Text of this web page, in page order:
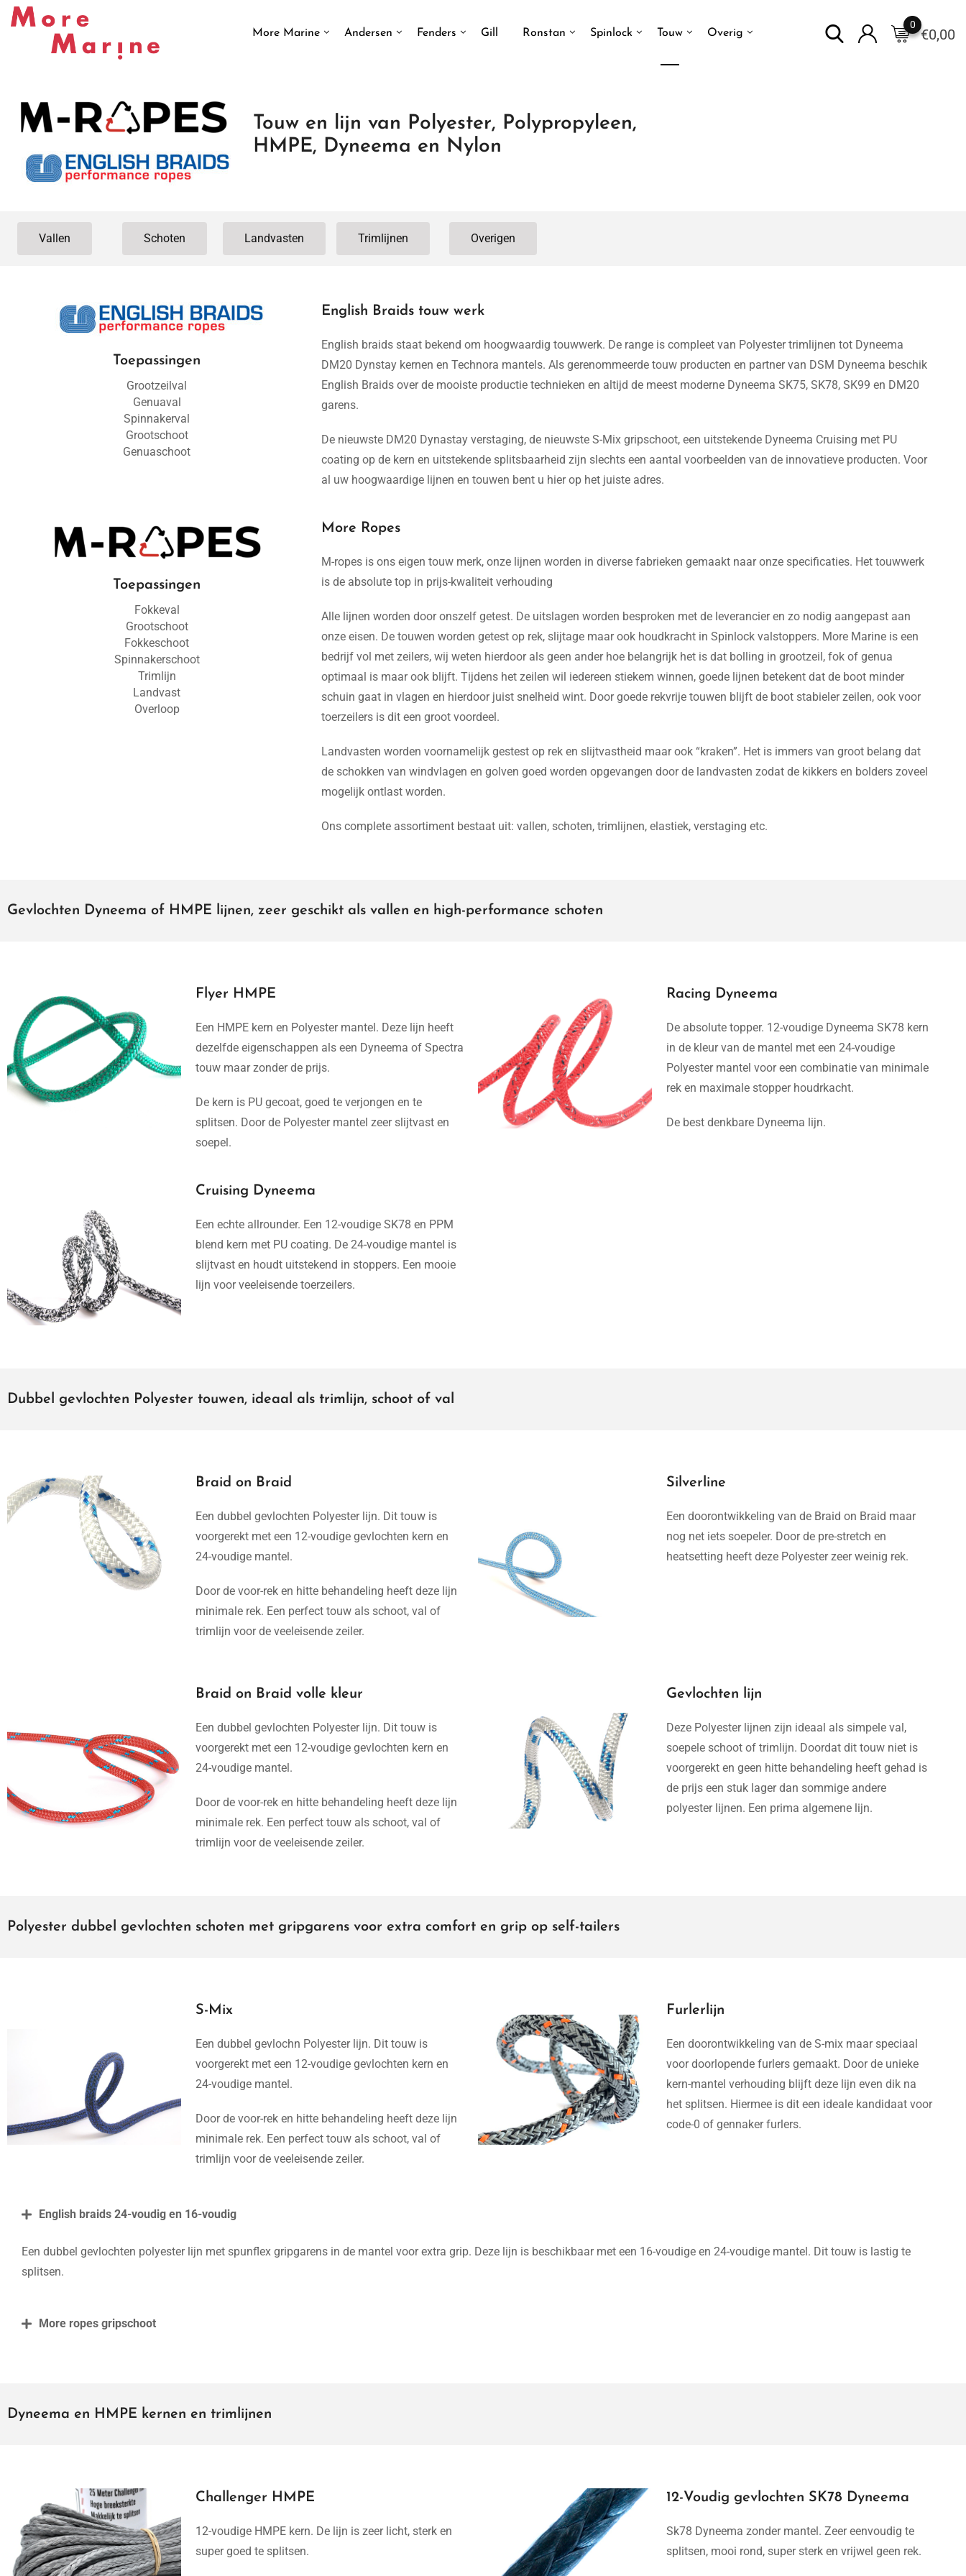
More Marine Andersen Fenders Gill Ronstan Spinlock Touw Overig €0,00
0
Touw en lijn van Polyester, Polypropyleen,
HMPE, Dyneema en Nylon
Vallen Schoten Landvasten Trimlijnen Overigen
Toepassingen
Grootzeilval
Genuaval
Spinnakerval
Grootschoot
Genuaschoot
English Braids touw werk
English braids staat bekend om hoogwaardig touwwerk. De range is compleet van Polyester trimlijnen tot Dyneema
DM20 Dynstay kernen en Technora mantels. Als gerenommeerde touw producten en partner van DSM Dyneema beschik
English Braids over de mooiste productie technieken en altijd de meest moderne Dyneema SK75, SK78, SK99 en DM20
garens.
De nieuwste DM20 Dynastay verstaging, de nieuwste S-Mix gripschoot, een uitstekende Dyneema Cruising met PU
coating op de kern en uitstekende splitsbaarheid zijn slechts een aantal voorbeelden van de innovatieve producten. Voor
al uw hoogwaardige lijnen en touwen bent u hier op het juiste adres.
Toepassingen
Fokkeval
Grootschoot
Fokkeschoot
Spinnakerschoot
Trimlijn
Landvast
Overloop
More Ropes
M-ropes is ons eigen touw merk, onze lijnen worden in diverse fabrieken gemaakt naar onze specificaties. Het touwwerk
is de absolute top in prijs-kwaliteit verhouding
Alle lijnen worden door onszelf getest. De uitslagen worden besproken met de leverancier en zo nodig aangepast aan
onze eisen. De touwen worden getest op rek, slijtage maar ook houdkracht in Spinlock valstoppers. More Marine is een
bedrijf vol met zeilers, wij weten hierdoor als geen ander hoe belangrijk het is dat bolling in grootzeil, fok of genua
optimaal is maar ook blijft. Tijdens het zeilen wil iedereen stiekem winnen, goede lijnen betekent dat de boot minder
schuin gaat in vlagen en hierdoor juist snelheid wint. Door goede rekvrije touwen blijft de boot stabieler zeilen, ook voor
toerzeilers is dit een groot voordeel.
Landvasten worden voornamelijk gestest op rek en slijtvastheid maar ook “kraken”. Het is immers van groot belang dat
de schokken van windvlagen en golven goed worden opgevangen door de landvasten zodat de kikkers en bolders zoveel
mogelijk ontlast worden.
Ons complete assortiment bestaat uit: vallen, schoten, trimlijnen, elastiek, verstaging etc.
Gevlochten Dyneema of HMPE lijnen, zeer geschikt als vallen en high-performance schoten
Flyer HMPE
Een HMPE kern en Polyester mantel. Deze lijn heeft
dezelfde eigenschappen als een Dyneema of Spectra
touw maar zonder de prijs.
De kern is PU gecoat, goed te verjongen en te
splitsen. Door de Polyester mantel zeer slijtvast en
soepel.
Racing Dyneema
De absolute topper. 12-voudige Dyneema SK78 kern
in de kleur van de mantel met een 24-voudige
Polyester mantel voor een combinatie van minimale
rek en maximale stopper houdrkacht.
De best denkbare Dyneema lijn.
Cruising Dyneema
Een echte allrounder. Een 12-voudige SK78 en PPM
blend kern met PU coating. De 24-voudige mantel is
slijtvast en houdt uitstekend in stoppers. Een mooie
lijn voor veeleisende toerzeilers.
Dubbel gevlochten Polyester touwen, ideaal als trimlijn, schoot of val
Braid on Braid
Een dubbel gevlochten Polyester lijn. Dit touw is
voorgerekt met een 12-voudige gevlochten kern en
24-voudige mantel.
Door de voor-rek en hitte behandeling heeft deze lijn
minimale rek. Een perfect touw als schoot, val of
trimlijn voor de veeleisende zeiler.
Silverline
Een doorontwikkeling van de Braid on Braid maar
nog net iets soepeler. Door de pre-stretch en
heatsetting heeft deze Polyester zeer weinig rek.
Braid on Braid volle kleur
Een dubbel gevlochten Polyester lijn. Dit touw is
voorgerekt met een 12-voudige gevlochten kern en
24-voudige mantel.
Door de voor-rek en hitte behandeling heeft deze lijn
minimale rek. Een perfect touw als schoot, val of
trimlijn voor de veeleisende zeiler.
Gevlochten lijn
Deze Polyester lijnen zijn ideaal als simpele val,
soepele schoot of trimlijn. Doordat dit touw niet is
voorgerekt en geen hitte behandeling heeft gehad is
de prijs een stuk lager dan sommige andere
polyester lijnen. Een prima algemene lijn.
Polyester dubbel gevlochten schoten met gripgarens voor extra comfort en grip op self-tailers
S-Mix
Een dubbel gevlochn Polyester lijn. Dit touw is
voorgerekt met een 12-voudige gevlochten kern en
24-voudige mantel.
Door de voor-rek en hitte behandeling heeft deze lijn
minimale rek. Een perfect touw als schoot, val of
trimlijn voor de veeleisende zeiler.
Furlerlijn
Een doorontwikkeling van de S-mix maar speciaal
voor doorlopende furlers gemaakt. Door de unieke
kern-mantel verhouding blijft deze lijn even dik na
het splitsen. Hiermee is dit een ideale kandidaat voor
code-0 of gennaker furlers.
English braids 24-voudig en 16-voudig
Een dubbel gevlochten polyester lijn met spunflex gripgarens in de mantel voor extra grip. Deze lijn is beschikbaar met een 16-voudige en 24-voudige mantel. Dit touw is lastig te
splitsen.
More ropes gripschoot
Dyneema en HMPE kernen en trimlijnen
Challenger HMPE
12-voudige HMPE kern. De lijn is zeer licht, sterk en
super goed te splitsen.
12-Voudig gevlochten SK78 Dyneema
Sk78 Dyneema zonder mantel. Zeer eenvoudig te
splitsen, mooi rond, super sterk en vrijwel geen rek.